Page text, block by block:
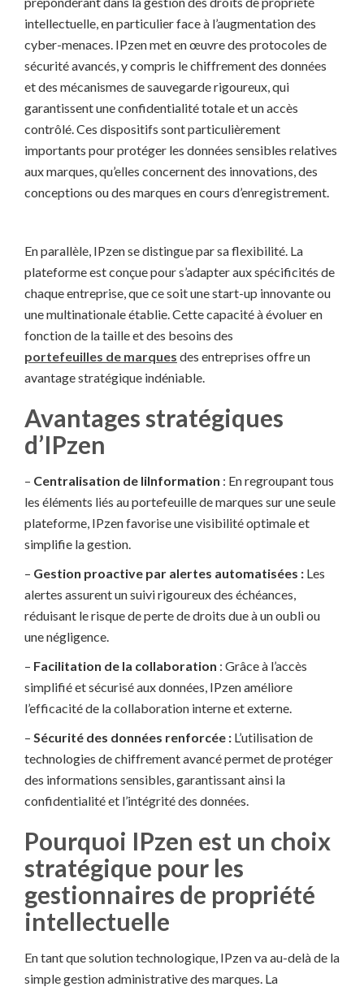
intellectuelle, en particulier face à l’augmentation des
cyber-menaces. IPzen met en œuvre des protocoles de
sécurité avancés, y compris le chiffrement des données
et des mécanismes de sauvegarde rigoureux, qui
garantissent une confidentialité totale et un accès
contrôlé. Ces dispositifs sont particulièrement
importants pour protéger les données sensibles relatives
aux marques, qu’elles concernent des innovations, des
conceptions ou des marques en cours d’enregistrement.
En parallèle, IPzen se distingue par sa flexibilité. La
plateforme est conçue pour s’adapter aux spécificités de
chaque entreprise, que ce soit une start-up innovante ou
une multinationale établie. Cette capacité à évoluer en
fonction de la taille et des besoins des
portefeuilles de marques des entreprises offre un
avantage stratégique indéniable.
Avantages stratégiques
d’IPzen
– Centralisation de liInformation : En regroupant tous
les éléments liés au portefeuille de marques sur une seule
plateforme, IPzen favorise une visibilité optimale et
simplifie la gestion.
– Gestion proactive par alertes automatisées : Les
alertes assurent un suivi rigoureux des échéances,
réduisant le risque de perte de droits due à un oubli ou
une négligence.
– Facilitation de la collaboration : Grâce à l’accès
simplifié et sécurisé aux données, IPzen améliore
l’efficacité de la collaboration interne et externe.
– Sécurité des données renforcée : L’utilisation de
technologies de chiffrement avancé permet de protéger
des informations sensibles, garantissant ainsi la
confidentialité et l’intégrité des données.
Pourquoi IPzen est un choix
stratégique pour les
gestionnaires de propriété
intellectuelle
En tant que solution technologique, IPzen va au-delà de la
simple gestion administrative des marques. La